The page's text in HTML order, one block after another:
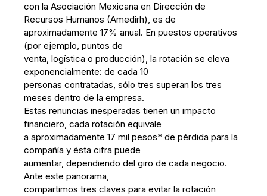
con la Asociación Mexicana en Dirección de
Recursos Humanos (Amedirh), es de
aproximadamente 17% anual. En puestos operativos
(por ejemplo, puntos de
venta, logística o producción), la rotación se eleva
exponencialmente: de cada 10
personas contratadas, sólo tres superan los tres
meses dentro de la empresa.
Estas renuncias inesperadas tienen un impacto
financiero, cada rotación equivale
a aproximadamente 17 mil pesos* de pérdida para la
compañía y ésta cifra puede
aumentar, dependiendo del giro de cada negocio.
Ante este panorama,
compartimos tres claves para evitar la rotación